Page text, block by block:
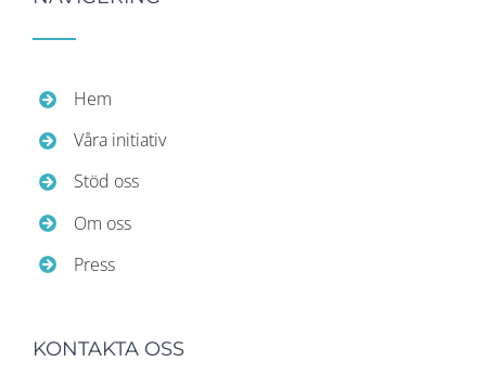
Hem
Våra initiativ
Stöd oss
Om oss
Press
KONTAKTA OSS